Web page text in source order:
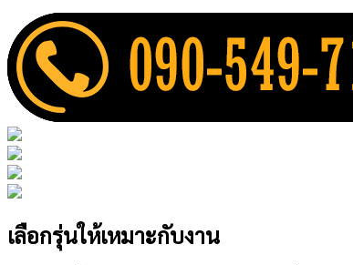
เลือกรุ่นให้เหมาะกับงาน